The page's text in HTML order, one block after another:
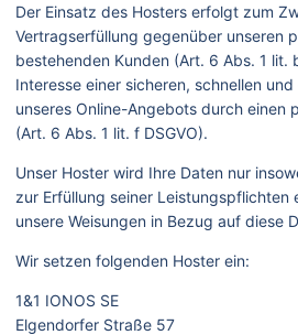
Der Einsatz des Hosters erfolgt zum
Vertragserfüllung gegenüber unseren
bestehenden Kunden (Art. 6 Abs. 1 lit.
Interesse einer sicheren, schnellen
unseres Online-Angebots durch einen
(Art. 6 Abs. 1 lit. f DSGVO).
Unser Hoster wird Ihre Daten nur
zur Erfüllung seiner Leistungspflichten
unsere Weisungen in Bezug auf diese
Wir setzen folgenden Hoster ein:
1&1 IONOS SE
Elgendorfer Straße 57